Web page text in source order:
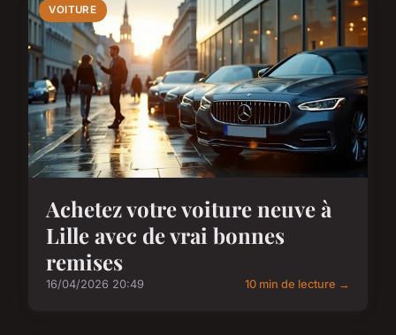
VOITURE
Achetez votre voiture neuve à
Lille avec de vrai bonnes
remises
16/04/2026 20:49 10 min de lecture →